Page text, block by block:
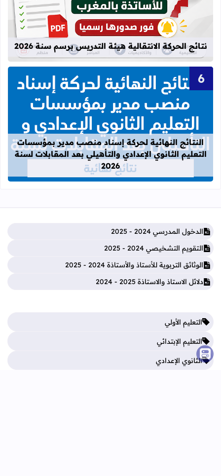
نتائج الحركة الانتقالية هيئة التدريس برسم سنة 2026
قراءة المزيد عن النتائج النهائية
النتائج النهائية لحركة إسناد منصب مدير بمؤسسات
التعليم الثانوي الإعدادي والتأهيلي بعد المقابلات لسنة
2026
الدخول المدرسي 2024 - 2025
التقويم التشخيصي 2024 - 2025
الوثائق التربوية للأستاذ والأستاذة 2024 - 2025
دلائل الاستاذ والاستاذة 2025 - 2024
التعليم الأولي
التعليم الإبتدائي
الثانوي الإعدادي